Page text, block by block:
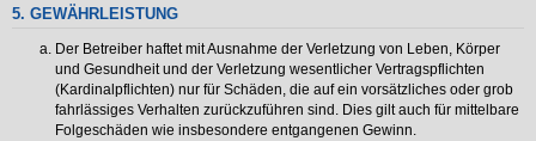
5. GEWÄHRLEISTUNG
Der Betreiber haftet mit Ausnahme der Verletzung von Leben, Körper
und Gesundheit und der Verletzung wesentlicher Vertragspflichten
(Kardinalpflichten) nur für Schäden, die auf ein vorsätzliches oder grob
fahrlässiges Verhalten zurückzuführen sind. Dies gilt auch für mittelbare
Folgeschäden wie insbesondere entgangenen Gewinn.